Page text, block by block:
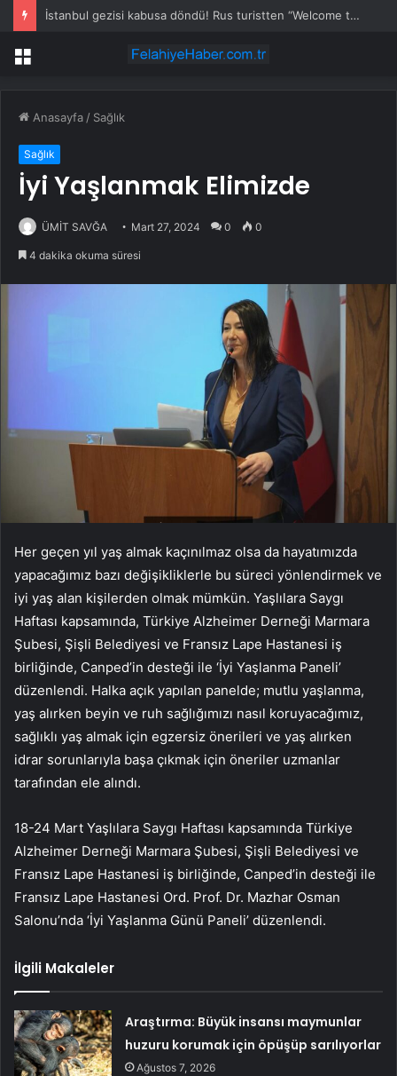
İstanbul gezisi kabusa döndü! Rus turistten “Welcome to Türkiye” göndermesi
Menü
Anasayfa / Sağlık
Sağlık
İyi Yaşlanmak Elimizde
ÜMİT SAVĞA Mart 27, 2024 0 0
4 dakika okuma süresi
Her geçen yıl yaş almak kaçınılmaz olsa da hayatımızda
yapacağımız bazı değişikliklerle bu süreci yönlendirmek ve
iyi yaş alan kişilerden olmak mümkün. Yaşlılara Saygı
Haftası kapsamında, Türkiye Alzheimer Derneği Marmara
Şubesi, Şişli Belediyesi ve Fransız Lape Hastanesi iş
birliğinde, Canped’in desteği ile ‘İyi Yaşlanma Paneli’
düzenlendi. Halka açık yapılan panelde; mutlu yaşlanma,
yaş alırken beyin ve ruh sağlığımızı nasıl koruyacağımız,
sağlıklı yaş almak için egzersiz önerileri ve yaş alırken
idrar sorunlarıyla başa çıkmak için öneriler uzmanlar
tarafından ele alındı.
18-24 Mart Yaşlılara Saygı Haftası kapsamında Türkiye
Alzheimer Derneği Marmara Şubesi, Şişli Belediyesi ve
Fransız Lape Hastanesi iş birliğinde, Canped’in desteği ile
Fransız Lape Hastanesi Ord. Prof. Dr. Mazhar Osman
Salonu’nda ‘İyi Yaşlanma Günü Paneli’ düzenlendi.
İlgili Makaleler
Araştırma: Büyük insansı maymunlar
huzuru korumak için öpüşüp sarılıyorlar
Ağustos 7, 2026